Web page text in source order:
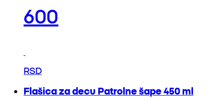
600
RSD
Flašica za decu Patrolne šape 450 ml